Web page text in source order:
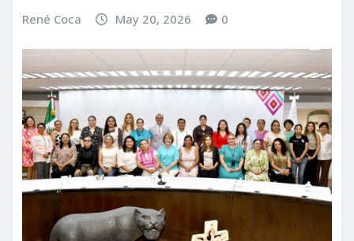
René Coca May 20, 2026 0